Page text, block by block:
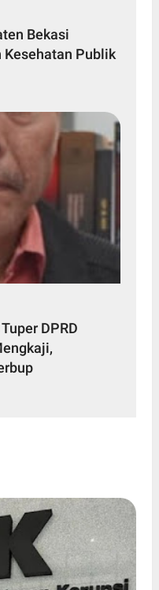
Bekasi
Publik
DPRD